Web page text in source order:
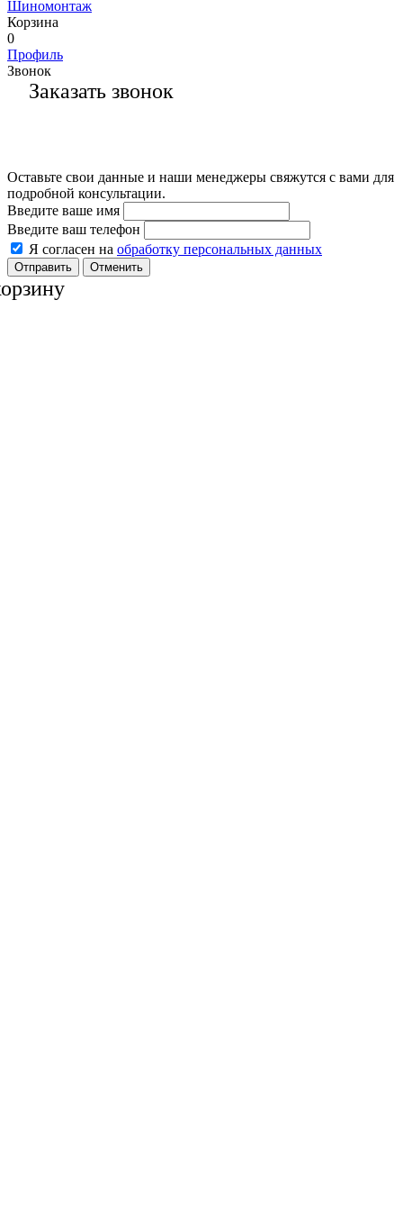
Шиномонтаж
Корзина
0
Профиль
Звонок
Заказать звонок
Оставьте свои данные и наши менеджеры свяжутся с вами для
подробной консультации.
Введите ваше имя
Введите ваш телефон
Я согласен на обработку персональных данных
Отменить